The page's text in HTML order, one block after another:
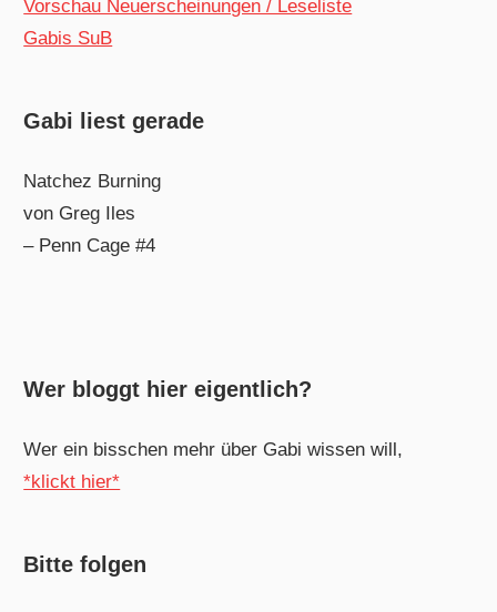
Vorschau Neuerscheinungen / Leseliste
Gabis SuB
Gabi liest gerade
Natchez Burning
von Greg Iles
– Penn Cage #4
Wer bloggt hier eigentlich?
Wer ein bisschen mehr über Gabi wissen will,
*klickt hier*
Bitte folgen